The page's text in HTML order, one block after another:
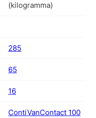
(kilogramma)
285
65
16
ContiVanContact 100